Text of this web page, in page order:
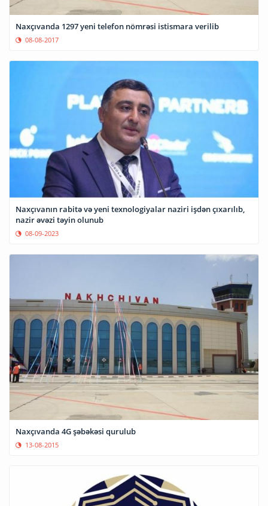
Naxçıvanda 1297 yeni telefon nömrəsi istismara verilib
08-08-2017
Naxçıvanın rabitə və yeni texnologiyalar naziri işdən çıxarılıb,
nazir əvəzi təyin olunub
08-09-2023
Naxçıvanda 4G şəbəkəsi qurulub
13-08-2015